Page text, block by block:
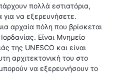
πολλά εστιατόρια,
να εξερευνήσετε.
αρχαία πόλη που βρίσκεται
Είναι Μνημείο
της UNESCO και είναι
αρχιτεκτονική του στο
να εξερευνήσουν το